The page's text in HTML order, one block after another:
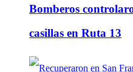
Bomberos
casillas en Ruta 13